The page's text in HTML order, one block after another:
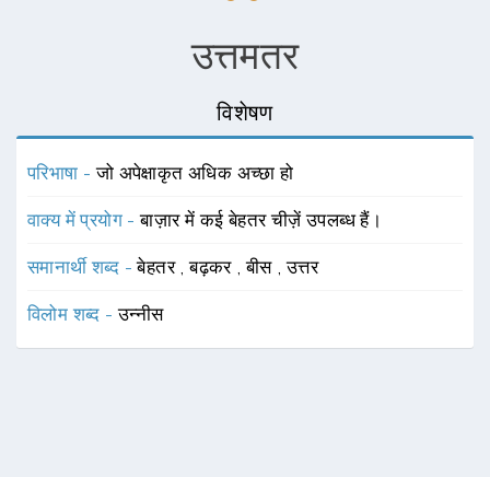
उत्तमतर
विशेषण
परिभाषा -जो अपेक्षाकृत अधिक अच्छा हो
वाक्य में प्रयोग -बाज़ार में कई बेहतर चीज़ें उपलब्ध हैं।
समानार्थी शब्द -बेहतर ,बढ़कर ,बीस ,उत्तर
विलोम शब्द -उन्नीस